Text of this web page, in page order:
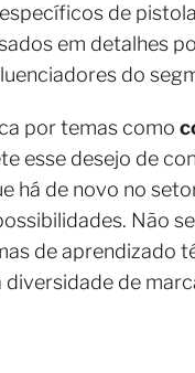
de
em detalhes
do
por temas como
esse desejo de
há de novo no
Não
de aprendizado
de